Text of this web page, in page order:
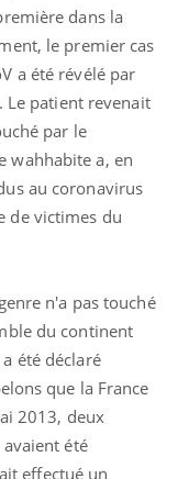
dans la
le premier cas
a été révélé par
Le patient revenait
par le
wahhabite a, en
au coronavirus
de victimes du
n'a pas touché
du continent
été déclaré
que la France
2013, deux
avaient été
effectué un